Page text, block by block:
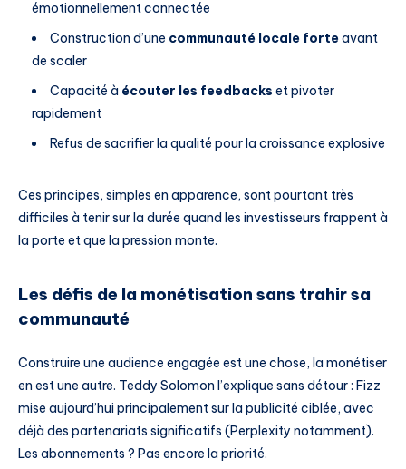
émotionnellement connectée
Construction d’une communauté locale forteavant
de scaler
Capacité à écouter les feedbacks et pivoter
rapidement
Refus de sacrifier la qualité pour la croissance explosive
Ces principes, simples en apparence, sont pourtant très
difficiles à tenir sur la durée quand les investisseurs frappent à
la porte et que la pression monte.
Les défis de la monétisation sans trahir sa
communauté
Construire une audience engagée est une chose, la monétiser
en est une autre. Teddy Solomon l’explique sans détour : Fizz
mise aujourd’hui principalement sur la publicité ciblée, avec
déjà des partenariats significatifs (Perplexity notamment).
Les abonnements ? Pas encore la priorité.